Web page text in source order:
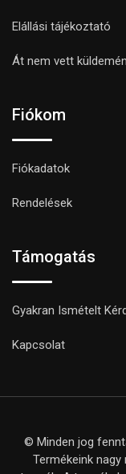
Elállási tájékoztató
Át nem vett
Fiókom
Fiókadatok
Rendelések
Támogatás
Gyakran Ismételt
Kapcsolat
© Minden jog
Termékeink